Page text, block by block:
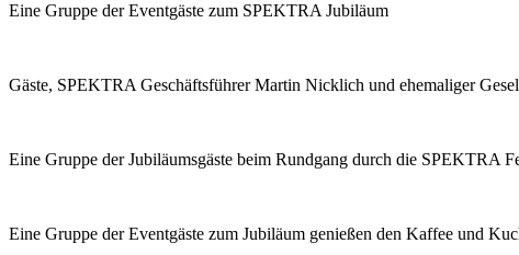
Eine Gruppe der Eventgäste zum SPEKTRA Jubiläum
Gäste, SPEKTRA Geschäftsführer Martin Nicklich und ehemaliger
Eine Gruppe der Jubiläumsgäste beim Rundgang durch die SPEKTRA
Eine Gruppe der Eventgäste zum Jubiläum genießen den Kaffee und